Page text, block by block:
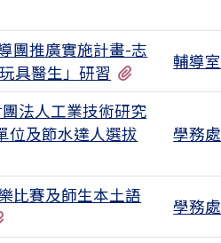
團推廣實施計畫-志
具醫生」研習
有2個附檔
輔導室
法人工業技術研究
位及節水達人選拔
學務處
比賽及師生本土語
學務處